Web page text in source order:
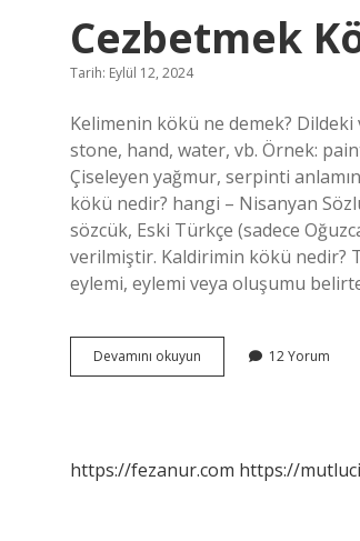
Cezbetmek
Tarih: Eylül 12, 2024
Kelimenin kökü ne demek? Dildeki
stone, hand, water, vb. Örnek:
Çiseleyen yağmur, serpinti
kökü nedir? hangi – Nisanyan
sözcük, Eski Türkçe (sadece
verilmiştir. Kaldirimin kökü nedir?
eylemi, eylemi veya oluşumu
Devamını okuyun Cezbetmek
Kökü
12 Yorum
https://fezanur.com https://